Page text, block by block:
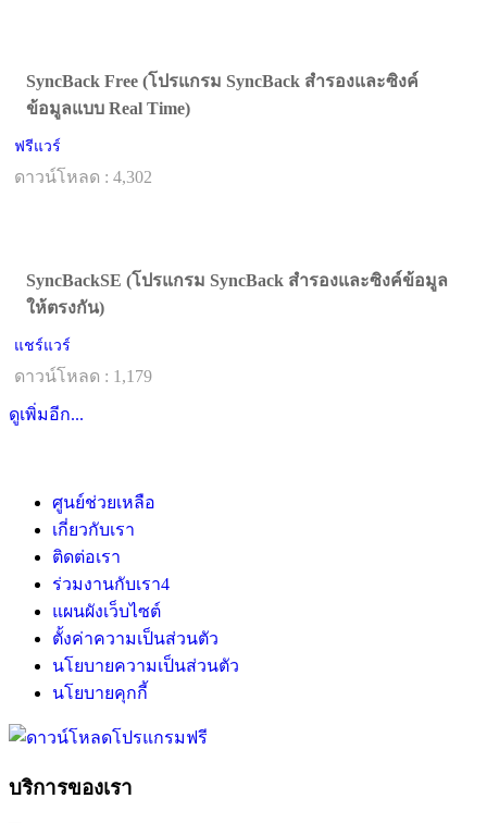
SyncBack Free (โปรแกรม SyncBack สำรองและซิงค์
ข้อมูลแบบ Real Time)
ฟรีแวร์
ดาวน์โหลด : 4,302
SyncBackSE (โปรแกรม SyncBack สำรองและซิงค์ข้อมูล
ให้ตรงกัน)
แชร์แวร์
ดาวน์โหลด : 1,179
ดูเพิ่มอีก...
ศูนย์ช่วยเหลือ
เกี่ยวกับเรา
ติดต่อเรา
ร่วมงานกับเรา4
แผนผังเว็บไซต์
ตั้งค่าความเป็นส่วนตัว
นโยบายความเป็นส่วนตัว
นโยบายคุกกี้
บริการของเรา